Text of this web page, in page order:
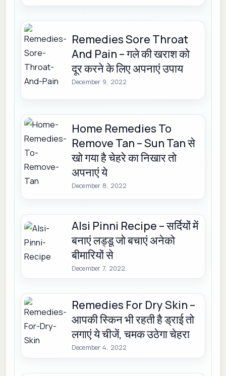
Remedies Sore Throat
And Pain – गले की खराश को
दूर करने के लिए अपनाएं उपाय
December 9, 2022
Home Remedies To
Remove Tan – Sun Tan से
खो गया है चेहरे का निखार तो
अपनाएं ये
December 8, 2022
Alsi Pinni Recipe – सर्दियों में
बनाएं लड्डू जो बचाएं अनेको
बीमारियों से
December 7, 2022
Remedies For Dry Skin –
आपकी स्किन भी रहती है ड्राई तो
लगाएं ये चीजें, चमक उठेगा चेहरा
December 4, 2022